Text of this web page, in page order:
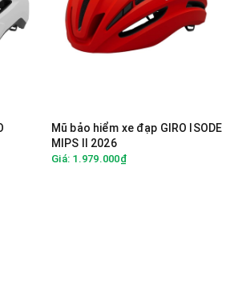
Mũ bảo hiểm xe đạp GIRO ISODE
MIPS II 2026
Giá: 1.979.000₫